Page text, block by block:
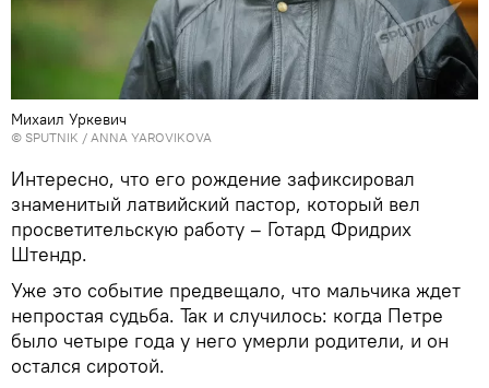
Михаил Уркевич
© SPUTNIK / ANNA YAROVIKOVA
Интересно, что его рождение зафиксировал
знаменитый латвийский пастор, который вел
просветительскую работу – Готард Фридрих
Штендр.
Уже это событие предвещало, что мальчика ждет
непростая судьба. Так и случилось: когда Петре
было четыре года у него умерли родители, и он
остался сиротой.